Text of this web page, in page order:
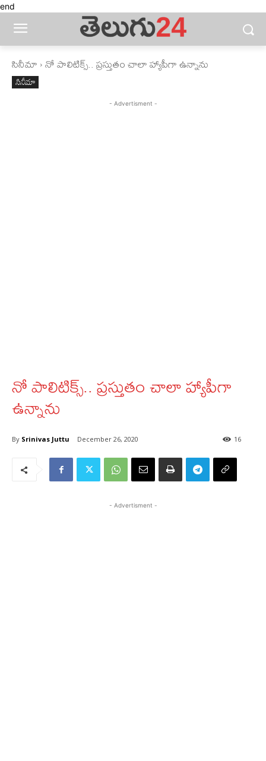
end
సినీమా నో పాలిటిక్స్.. ప్రస్తుతం చాలా హ్యాపీగా ఉన్నాను
సినీమా
- Advertisment -
నో పాలిటిక్స్.. ప్రస్తుతం చాలా హ్యాపీగా
ఉన్నాను
By Srinivas Juttu December 26, 2020 16
- Advertisment -